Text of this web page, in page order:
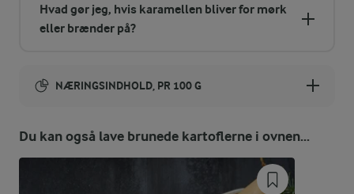
Hvad gør jeg, hvis karamellen bliver for mørk
eller brænder på?
NÆRINGSINDHOLD, PR 100 G
Energiindhold:
561 kJ / 134 kcal
Du kan også lave brunede kartoflerne i ovnen...